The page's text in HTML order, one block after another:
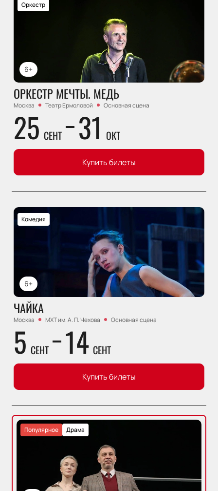
6+
Оркестр
ОРКЕСТР МЕЧТЫ. МЕДЬ
Москва Театр Ермоловой Основная сцена
25 СЕНТ 31 ОКТ
Купить билеты
6+
Комедия
ЧАЙКА
Москва МХТ им. А. П. Чехова Основная сцена
5 СЕНТ 14 СЕНТ
Купить билеты
Драма
Популярное